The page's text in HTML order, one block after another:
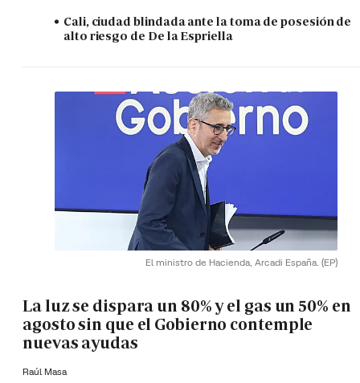
Cali, ciudad blindada ante la toma de posesión de
alto riesgo de De la Espriella
El ministro de Hacienda, Arcadi España. (EP)
La luz se dispara un 80% y el gas un 50% en
agosto sin que el Gobierno contemple
nuevas ayudas
Raúl Masa